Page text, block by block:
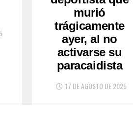
murió
trágicamente
ayer, al no
activarse su
paracaidista
17 DE AGOSTO DE 2025